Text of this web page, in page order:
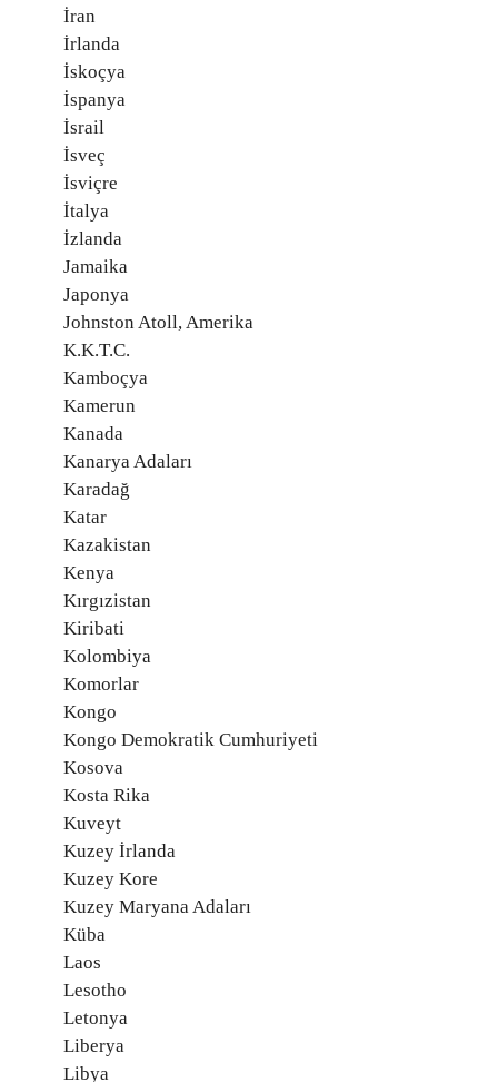
İran
İrlanda
İskoçya
İspanya
İsrail
İsveç
İsviçre
İtalya
İzlanda
Jamaika
Japonya
Johnston Atoll, Amerika
K.K.T.C.
Kamboçya
Kamerun
Kanada
Kanarya Adaları
Karadağ
Katar
Kazakistan
Kenya
Kırgızistan
Kiribati
Kolombiya
Komorlar
Kongo
Kongo Demokratik Cumhuriyeti
Kosova
Kosta Rika
Kuveyt
Kuzey İrlanda
Kuzey Kore
Kuzey Maryana Adaları
Küba
Laos
Lesotho
Letonya
Liberya
Libya